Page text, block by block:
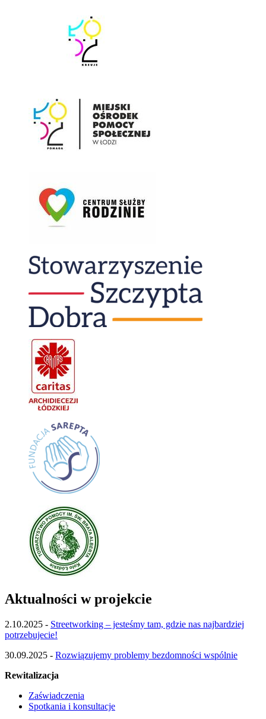
Aktualności w projekcie
2.10.2025 - Streetworking – jesteśmy tam, gdzie nas najbardziej
potrzebujecie!
30.09.2025 - Rozwiązujemy problemy bezdomności wspólnie
Rewitalizacja
Zaświadczenia
Spotkania i konsultacje